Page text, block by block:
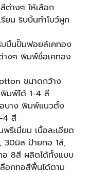
ต่างๆ ให้เลือก
ยน ริบบิ้นทำโบว์ผูก
บิ้นปั๊มฟอยล์เคทอง
างๆ พิมพ์ชื่อเคทอง
ขนาดกว้าง
มพ์ได้ 1-4 สี
บาง พิมพ์แนวตั้ง
4 สี
รีเมี่ยม เนื้อละเอียด
มิล ป้ายทอ 1สี,
อ 8สี ผลิตได้ทั้งแบบ
อกทอสีพื้นได้ตาม